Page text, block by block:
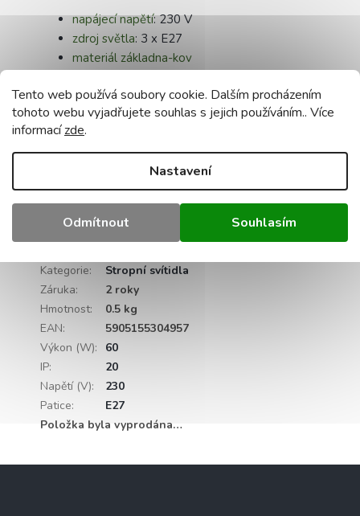
Tento web používá soubory cookie. Dalším procházením
tohoto webu vyjadřujete souhlas s jejich používáním.. Více
informacízde.
Nastavení
Odmítnout Souhlasím
napájecí napětí: 230 V
zdroj světla: 3 x E27
materiál základna-kov
barvapodstavce: černá
průměr základny stínidla: 30 cm
žárovka
nastavení převisu: ano
maximální výkon jednoho světelného zdroje
60 W pro wolframové žárovky / 20 W LED
Doplňkové parametry
Kategorie:
Stropní svítidla
Záruka:
2 roky
Hmotnost:
0.5 kg
EAN:
5905155304957
Výkon (W):
60
IP:
20
Napětí (V):
230
Patice:
E27
Položka byla vyprodána…